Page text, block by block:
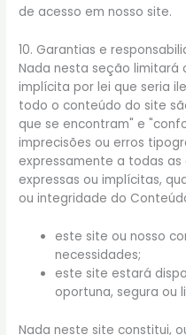
de acesso em nosso site.
10. Garantias e
Nada nesta seção limitará
implícita por lei que seria
todo o conteúdo do site
que se encontram" e
imprecisões ou erros
expressamente a todas
expressas ou implícitas,
ou integridade do
este site ou nosso
necessidades;
este site estará
oportuna, segura ou
Nada neste site constitui,